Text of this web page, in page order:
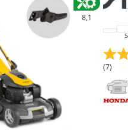
8,1
(7)